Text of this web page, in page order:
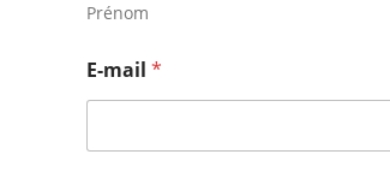
Prénom
E-mail *